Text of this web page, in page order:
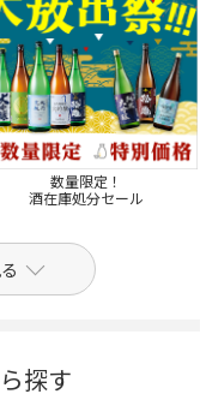
数量限定！
酒在庫処分セール
探す